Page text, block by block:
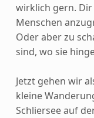
wirklich gern.
Menschen
Oder aber zu
sind, wo sie
Jetzt gehen wir
kleine
Schliersee auf